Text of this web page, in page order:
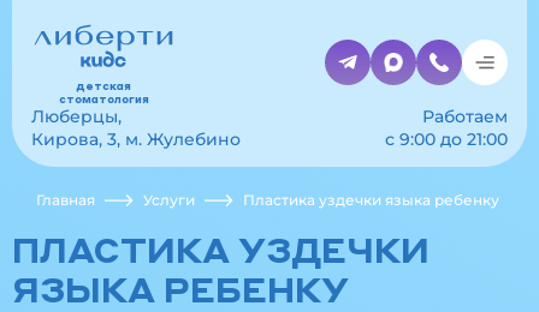
детская
стоматология
Люберцы,
Кирова, 3, м. Жулебино
Работаем
с 9:00 до 21:00
Главная Услуги Пластика уздечки языка ребенку
ПЛАСТИКА УЗДЕЧКИ
ЯЗЫКА РЕБЕНКУ